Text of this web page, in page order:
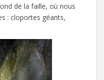
de la faille, où nous
: cloportes géants,